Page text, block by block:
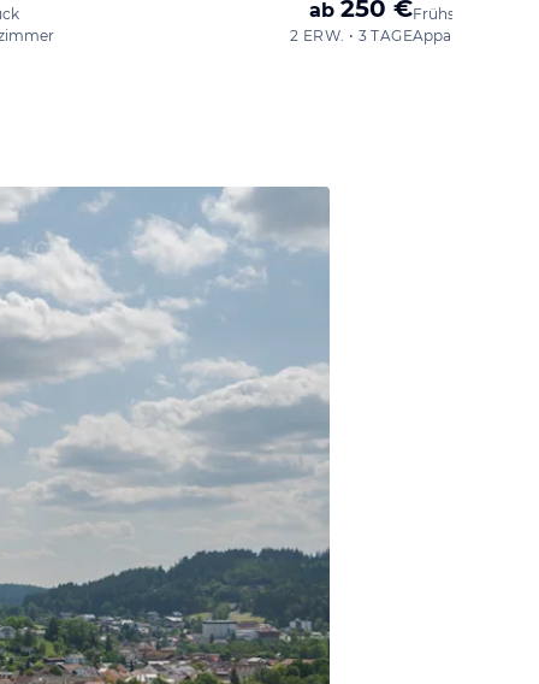
ab 250 €
2 ERW. • 3 TAGE
Frühstück
Appartement